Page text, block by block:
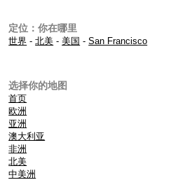
定位：你在哪里
世界 -北美 -美国 -San Francisco
选择你的地图
首页
欧洲
亚洲
澳大利亚
非洲
北美
中美洲